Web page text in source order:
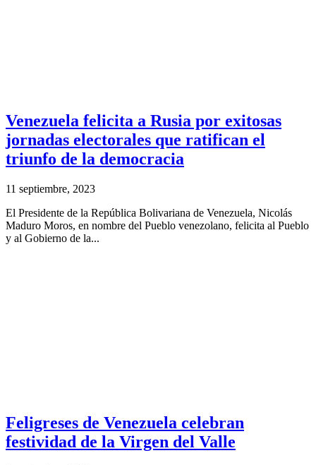
Venezuela felicita a Rusia por exitosas
jornadas electorales que ratifican el
triunfo de la democracia
11 septiembre, 2023
El Presidente de la República Bolivariana de Venezuela, Nicolás
Maduro Moros, en nombre del Pueblo venezolano, felicita al Pueblo
y al Gobierno de la...
Feligreses de Venezuela celebran
festividad de la Virgen del Valle